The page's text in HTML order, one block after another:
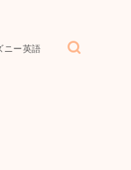
ニー英語